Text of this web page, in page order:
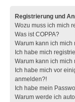
Registrierung und
Wozu muss ich mich
Was ist COPPA?
Warum kann ich mich
Ich habe mich
Warum kann ich mich
Ich habe mich vor
anmelden?!
Ich habe mein
Warum werde ich